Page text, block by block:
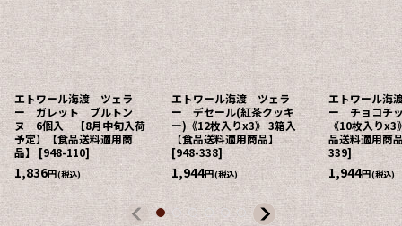
エトワール海渡 ツェラ
ー ガレット ブルトン
ヌ 6個入 【8月中旬入荷
予定】【食品送料適用商
品】
[948-110]
1,836円(税込)
エトワール海渡 ツェラ
ー デセール(紅茶クッキ
ー)《12枚入りx3》 3箱入
【食品送料適用商品】
[948-338]
1,944円(税込)
エトワール海
ー チョコチ
《10枚入りx3
品送料適用商
339]
1,944円(税込)